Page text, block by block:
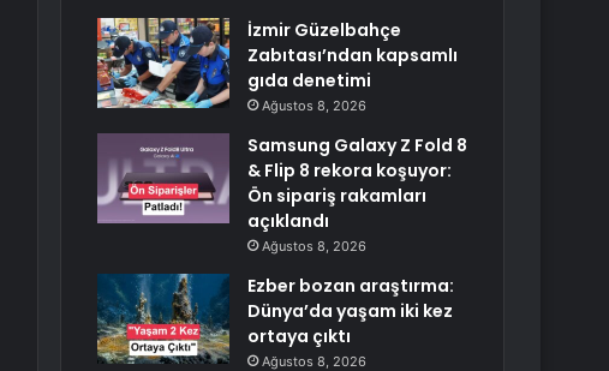
İzmir Güzelbahçe
Zabıtası’ndan kapsamlı
gıda denetimi
Ağustos 8, 2026
Samsung Galaxy Z Fold 8
& Flip 8 rekora koşuyor:
Ön sipariş rakamları
açıklandı
Ağustos 8, 2026
Ezber bozan araştırma:
Dünya’da yaşam iki kez
ortaya çıktı
Ağustos 8, 2026